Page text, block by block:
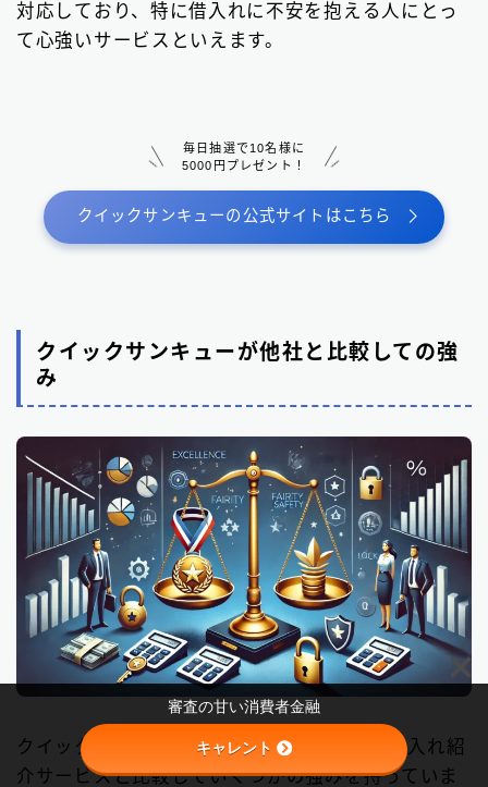
Follow Me
対応しており、特に借入れに不安を抱える人にとっ
て心強いサービスといえます。
毎日抽選で10名様に
5000円プレゼント！
クイックサンキューの公式サイトはこちら
クイックサンキューが他社と比較しての強
み
クイックサンキュー（QUICK39）は、他の借入れ紹
介サービスと比較していくつかの強みを持っていま
審査の甘い消費者金融
キャレント